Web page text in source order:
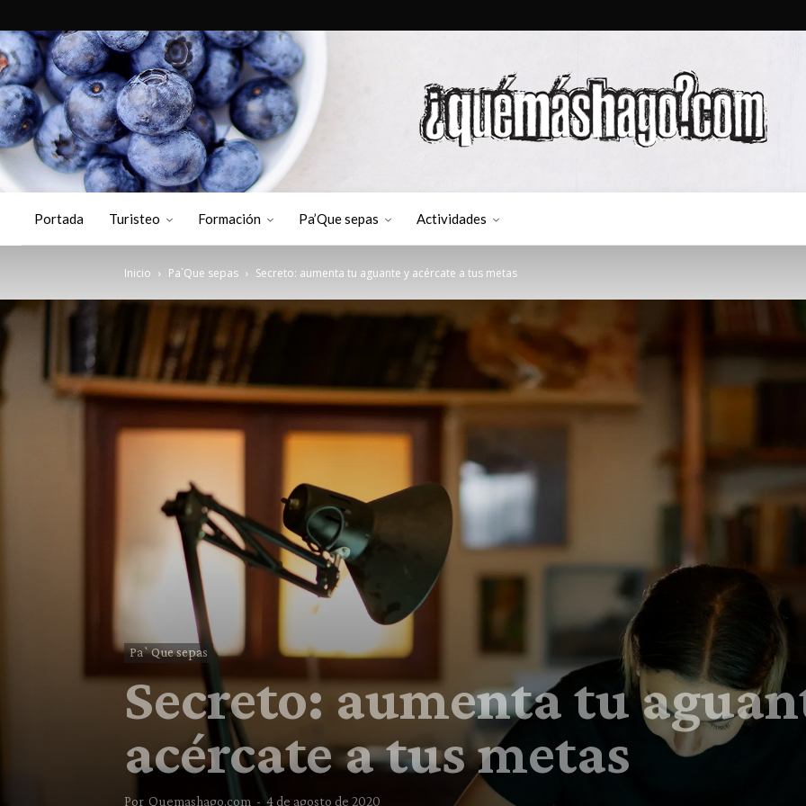
Portada Turisteo Formación Pa’Que sepas Actividades
Inicio Pa`Que sepas Secreto: aumenta tu aguante y acércate a tus metas
Pa`Que sepas
Secreto: aumenta tu
acércate a tus metas
Por Quemashago.com - 4 de agosto de 2020